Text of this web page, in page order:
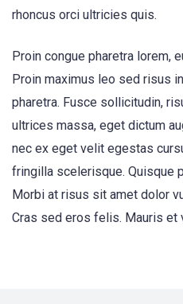
rhoncus orci ultricies quis.
Proin congue pharetra lorem,
Proin maximus leo sed risus
pharetra. Fusce sollicitudin,
ultrices massa, eget dictum
nec ex eget velit egestas
fringilla scelerisque. Quisque
Morbi at risus sit amet dolor
Cras sed eros felis. Mauris et